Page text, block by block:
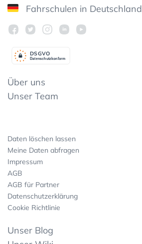
Fahrschulen in Deutschland
Datenschutzkonform
DSGVO
Über uns
Unser Team
Daten löschen lassen
Meine Daten abfragen
Impressum
AGB
AGB für Partner
Datenschutzerklärung
Cookie Richtlinie
Unser Blog